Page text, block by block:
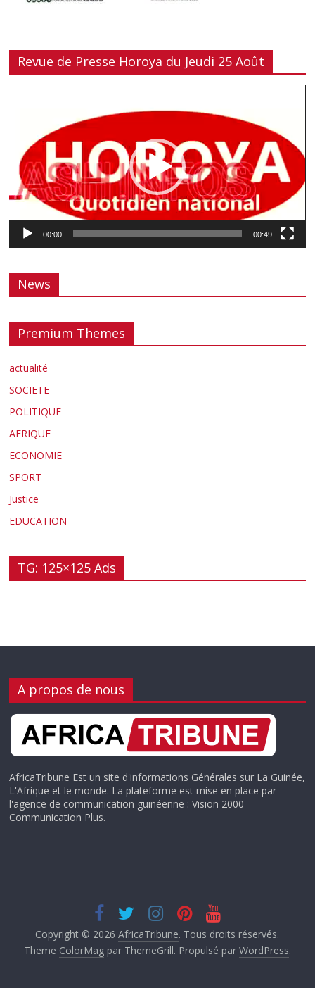
Revue de Presse Horoya du Jeudi 25 Août
00:00 00:49
News
Premium Themes
actualité
SOCIETE
POLITIQUE
AFRIQUE
ECONOMIE
SPORT
Justice
EDUCATION
TG: 125×125 Ads
A propos de nous
AfricaTribune Est un site d'informations Générales sur La Guinée,
L'Afrique et le monde. La plateforme est mise en place par
l'agence de communication guinéenne : Vision 2000
Communication Plus.
Copyright © 2026AfricaTribune. Tous droits réservés.
Theme ColorMagpar ThemeGrill. Propulsé par WordPress.